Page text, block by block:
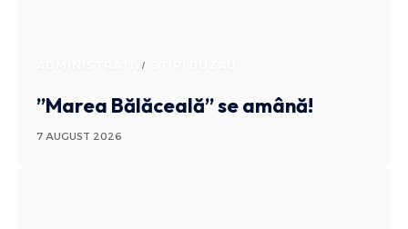
ADMINISTRATIV
”Marea Bălăceală” se amână!
7 AUGUST 2026